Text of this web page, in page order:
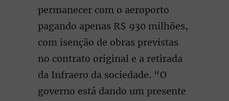
permanecer com o aeroporto
pagando apenas R$ 930 milhões,
com isenção de obras previstas
no contrato original e a retirada
da Infraero da sociedade. “O
governo está dando um presente